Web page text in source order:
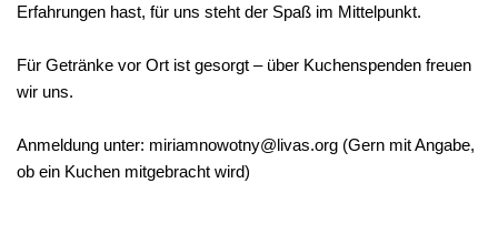
Erfahrungen hast, für uns steht der Spaß im Mittelpunkt.
Für Getränke vor Ort ist gesorgt – über Kuchenspenden freuen
wir uns.
Anmeldung unter: miriamnowotny@livas.org (Gern mit Angabe,
ob ein Kuchen mitgebracht wird)